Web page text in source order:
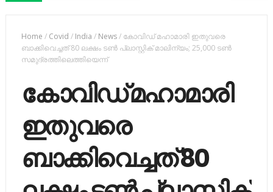
Home / Covid / India / News/ കോവിഡ്​ മഹാമാരി ഇതുവരെ
ബാക്കിവെച്ചത്​ 80 ലക്ഷം ടൺ പ്ലാസ്റ്റിക്​ മാലിന്യം; 25,000 ടൺ
സമുദ്രത്തിലെത്തിയെന്ന്​
കോവിഡ്​ മഹാമാരി
ഇതുവരെ
ബാക്കിവെച്ചത്​ 80